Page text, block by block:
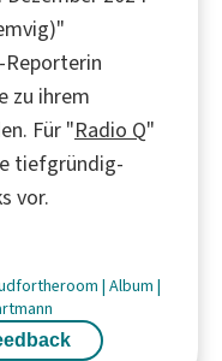
Reporterin
zu ihrem
Für "Radio Q"
tiefgründig-
vor.
| Album |